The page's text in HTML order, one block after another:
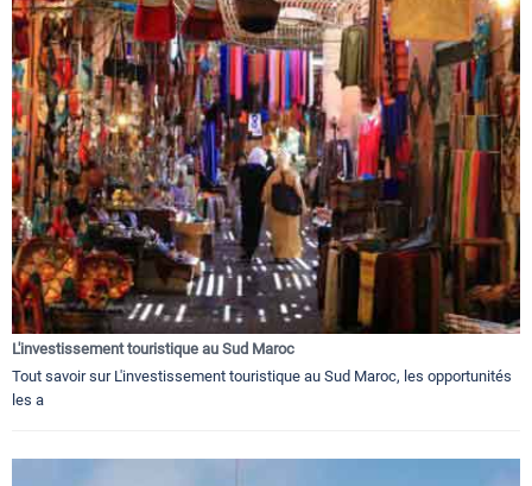
L'investissement touristique au Sud Maroc
Tout savoir sur L'investissement touristique au Sud Maroc, les opportunités
les a